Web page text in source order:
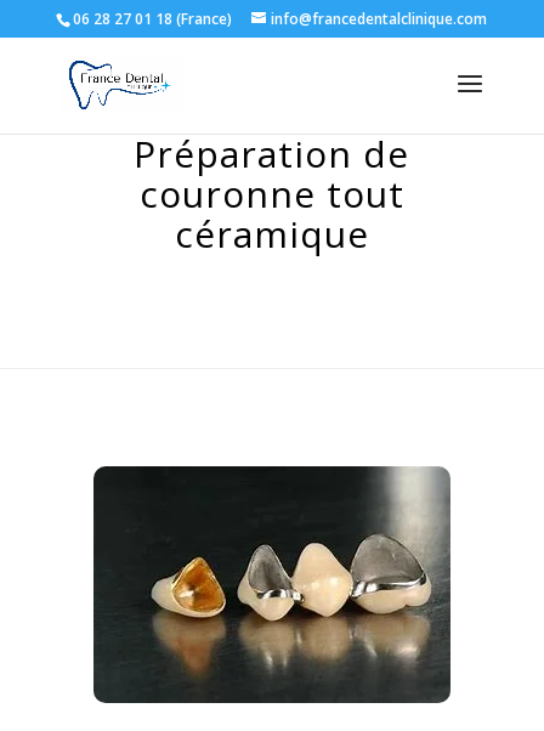
06 28 27 01 18 (France) info@francedentalclinique.com
Préparation de
couronne tout
céramique